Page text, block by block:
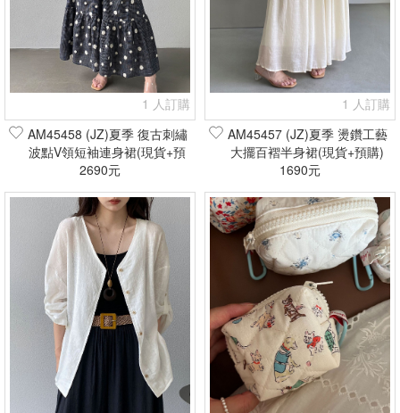
1 人訂購
AM45458 (JZ)夏季 復古刺繡
波點V領短袖連身裙(現貨+預
購)
2690元
1 人訂購
AM45457 (JZ)夏季 燙鑽工藝
大擺百褶半身裙(現貨+預購)
1690元